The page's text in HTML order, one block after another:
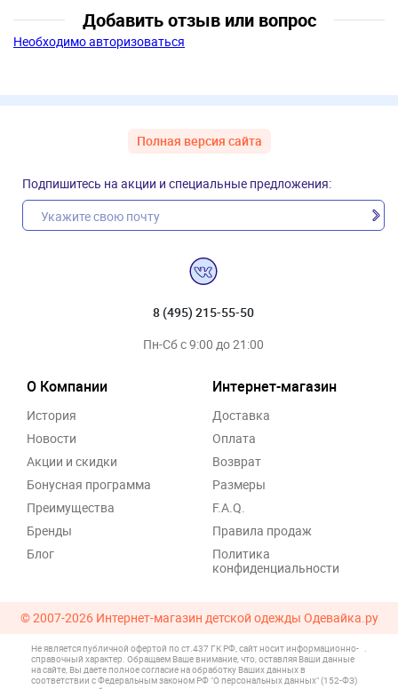
Добавить отзыв или вопрос
Необходимо авторизоваться
Полная версия сайта
Подпишитесь на акции и специальные предложения:
8 (495) 215-55-50
Пн-Сб с 9:00 до 21:00
О Компании
История
Новости
Акции и скидки
Бонусная программа
Преимущества
Бренды
Блог
Интернет-магазин
Доставка
Оплата
Возврат
Размеры
F.A.Q.
Правила продаж
Политика
конфиденциальности
© 2007-2026 Интернет-магазин детской одежды Одевайка.ру
Не является публичной офертой по ст.437 ГК РФ, сайт носит информационно-
справочный характер. Обращаем Ваше внимание, что, оставляя Ваши данные
на сайте, Вы даете полное согласие на обработку Ваших данных в
соответствии с Федеральным законом РФ "О персональных данных" (152-ФЗ)
.